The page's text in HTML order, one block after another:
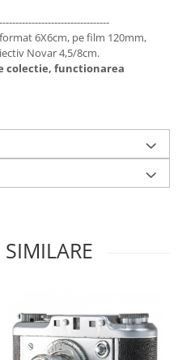
6X6cm, pe film 120mm,
Novar 4,5/8cm.
colectie, functionarea